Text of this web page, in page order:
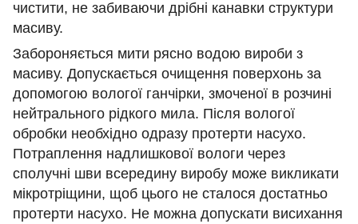
чистити, не забиваючи дрібні канавки структури
масиву.
Забороняється мити рясно водою вироби з
масиву. Допускається очищення поверхонь за
допомогою вологої ганчірки, змоченої в розчині
нейтрального рідкого мила. Після вологої
обробки необхідно одразу протерти насухо.
Потраплення надлишкової вологи через
сполучні шви всередину виробу може викликати
мікротріщини, щоб цього не сталося достатньо
протерти насухо. Не можна допускати висихання